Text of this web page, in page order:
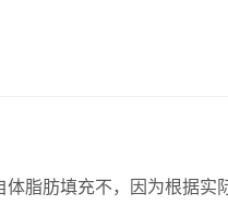
脂肪填充不，因为根据